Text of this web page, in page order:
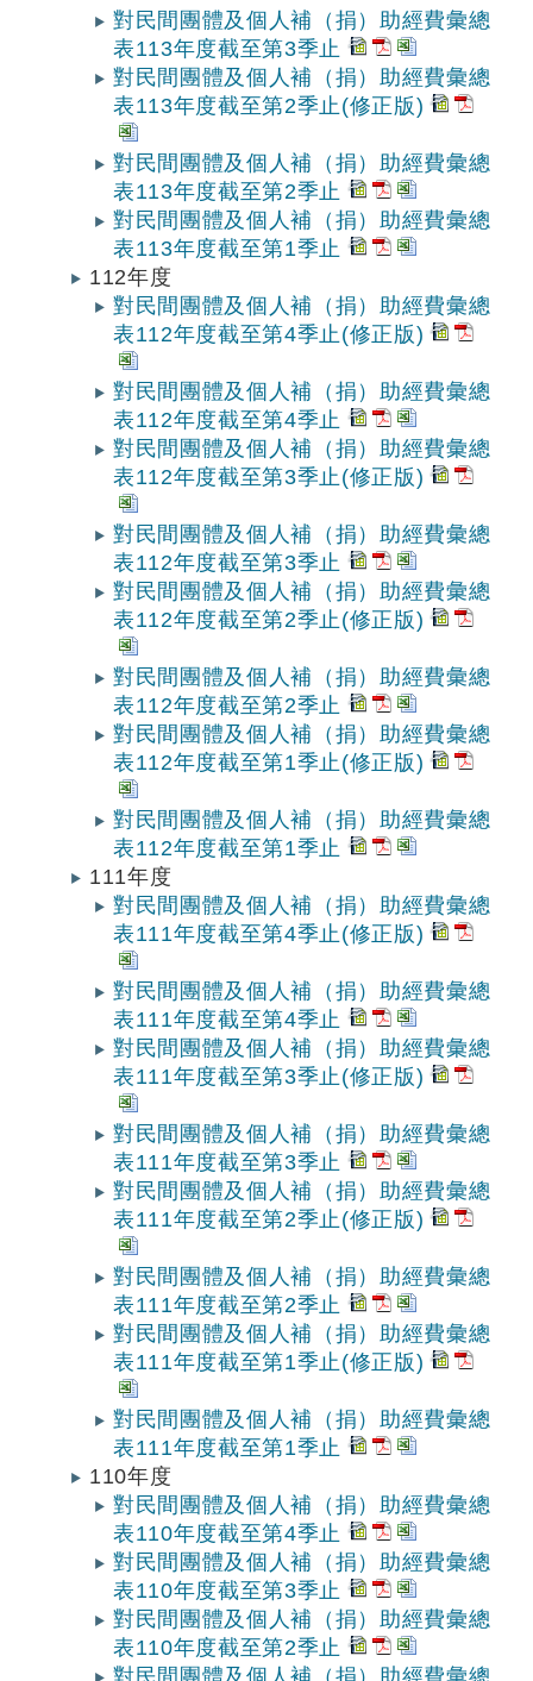
對民間團體及個人補（捐）助經費彙總
表113年度截至第3季止
對民間團體及個人補（捐）助經費彙總
表113年度截至第2季止(修正版)
對民間團體及個人補（捐）助經費彙總
表113年度截至第2季止
對民間團體及個人補（捐）助經費彙總
表113年度截至第1季止
112年度
對民間團體及個人補（捐）助經費彙總
表112年度截至第4季止(修正版)
對民間團體及個人補（捐）助經費彙總
表112年度截至第4季止
對民間團體及個人補（捐）助經費彙總
表112年度截至第3季止(修正版)
對民間團體及個人補（捐）助經費彙總
表112年度截至第3季止
對民間團體及個人補（捐）助經費彙總
表112年度截至第2季止(修正版)
對民間團體及個人補（捐）助經費彙總
表112年度截至第2季止
對民間團體及個人補（捐）助經費彙總
表112年度截至第1季止(修正版)
對民間團體及個人補（捐）助經費彙總
表112年度截至第1季止
111年度
對民間團體及個人補（捐）助經費彙總
表111年度截至第4季止(修正版)
對民間團體及個人補（捐）助經費彙總
表111年度截至第4季止
對民間團體及個人補（捐）助經費彙總
表111年度截至第3季止(修正版)
對民間團體及個人補（捐）助經費彙總
表111年度截至第3季止
對民間團體及個人補（捐）助經費彙總
表111年度截至第2季止(修正版)
對民間團體及個人補（捐）助經費彙總
表111年度截至第2季止
對民間團體及個人補（捐）助經費彙總
表111年度截至第1季止(修正版)
對民間團體及個人補（捐）助經費彙總
表111年度截至第1季止
110年度
對民間團體及個人補（捐）助經費彙總
表110年度截至第4季止
對民間團體及個人補（捐）助經費彙總
表110年度截至第3季止
對民間團體及個人補（捐）助經費彙總
表110年度截至第2季止
對民間團體及個人補（捐）助經費彙總